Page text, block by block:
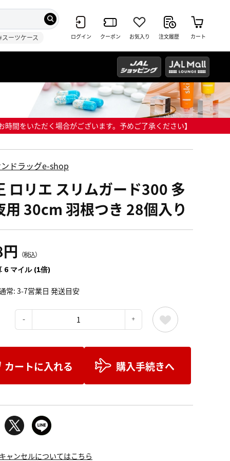
スーツケース ログイン クーポン お気入り 注文履歴 カート
間をいただく場合がございます。予めご了承ください】
ドラッグe-shop
ロリエ スリムガード300 多
用 30cm 羽根つき 28個入り
（税込）
6 マイル (1倍)
常: 3-7営業日 発送目安
カートに入れる 購入手続きへ
ャンセルについてはこちら